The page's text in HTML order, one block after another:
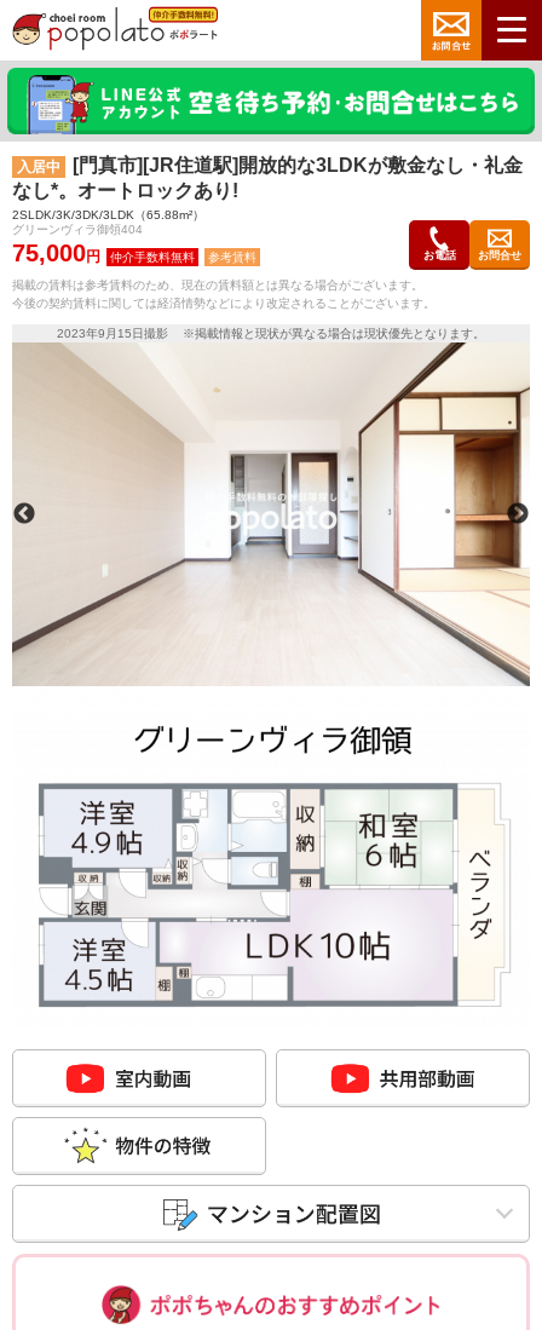
入居中
[門真市][JR住道駅]開放的な3LDKが敷金なし・礼金
なし*。オートロックあり!
2SLDK/3K/3DK/3LDK（65.88m²）
グリーンヴィラ御領404
75,000円 参考賃料 お電話 お問合せ
掲載の賃料は参考賃料のため、現在の賃料額とは異なる場合がございます。
今後の契約賃料に関しては経済情勢などにより改定されることがございます。
2023年9月15日撮影 ※掲載情報と現状が異なる場合は現状優先となります。